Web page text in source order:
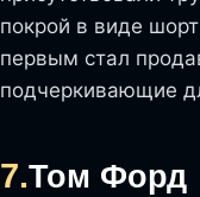
покрой в виде
первым стал
подчеркивающие
7.Том Форд